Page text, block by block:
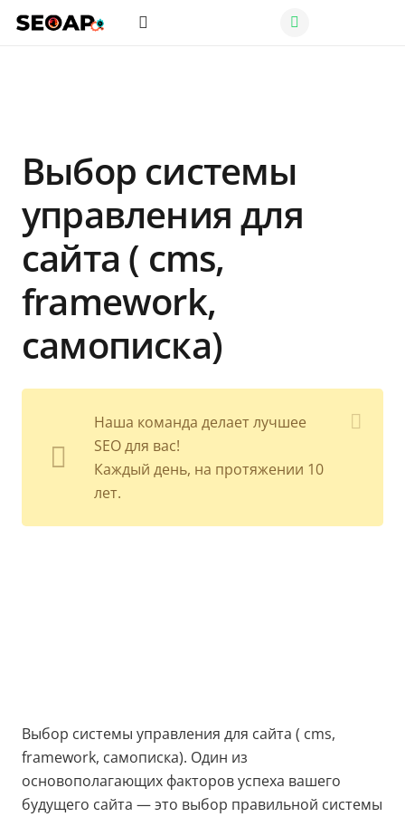
Выбор системы
управления для
сайта ( cms,
framework,
самописка)
Наша команда делает лучшее
SEO для вас!
Каждый день, на протяжении 10
лет.
Выбор системы управления для сайта ( cms,
framework, самописка). Один из
основополагающих факторов успеха вашего
будущего сайта — это выбор правильной системы